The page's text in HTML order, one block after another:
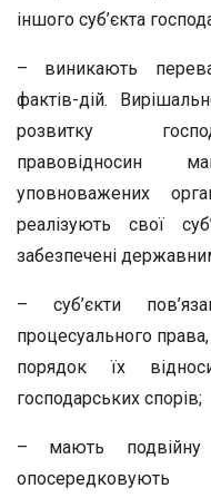
іншого суб’єкта
– виникають
фактів-дій.
розвитку
правовідносин
уповноважених
реалізують свої
забезпечені
– суб’єкти
процесуального
порядок їх
господарських спорів;
– мають подвійну